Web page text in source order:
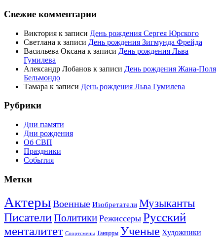
Свежие комментарии
Виктория к записи День рождения Сергея Юрского
Светлана к записи День рождения Зигмунда Фрейда
Васильева Оксана к записи День рождения Льва
Гумилева
Александр Лобанов к записи День рождения Жана-Поля
Бельмондо
Тамара к записи День рождения Льва Гумилева
Рубрики
Дни памяти
Дни рождения
Об СВП
Праздники
События
Метки
АктерыВоенные Изобретатели Музыканты
ПисателиПолитики Режиссеры Русский
менталитет Спортсмены Танцоры Ученые Художники